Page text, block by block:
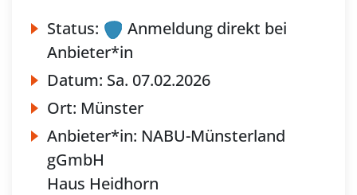
Status:
Anmeldung direkt bei
Anbieter*in
Datum: Sa. 07.02.2026
Ort: Münster
Anbieter*in: NABU-Münsterland
gGmbH
Haus Heidhorn